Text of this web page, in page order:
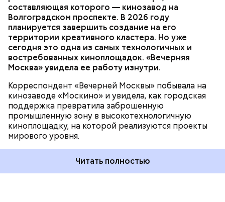
составляющая которого — кинозавод на
Волгоградском проспекте. В 2026 году
планируется завершить создание на его
территории креативного кластера. Но уже
сегодня это одна из самых технологичных и
востребованных киноплощадок. «Вечерняя
Москва» увидела ее работу изнутри.
Корреспондент «Вечерней Москвы» побывала на
кинозаводе «Москино» и увидела, как городская
поддержка превратила заброшенную
промышленную зону в высокотехнологичную
киноплощадку, на которой реализуются проекты
мирового уровня.
Читать полностью
Важное направление нашей работы — контроль
оплаты проезда. За последние два года число
безбилетников снизилось на 30 процентов
благодаря еженедельным усиленным проверкам.
Ежедневно более 600 контролеров работают в
наземном транспорте и метро.